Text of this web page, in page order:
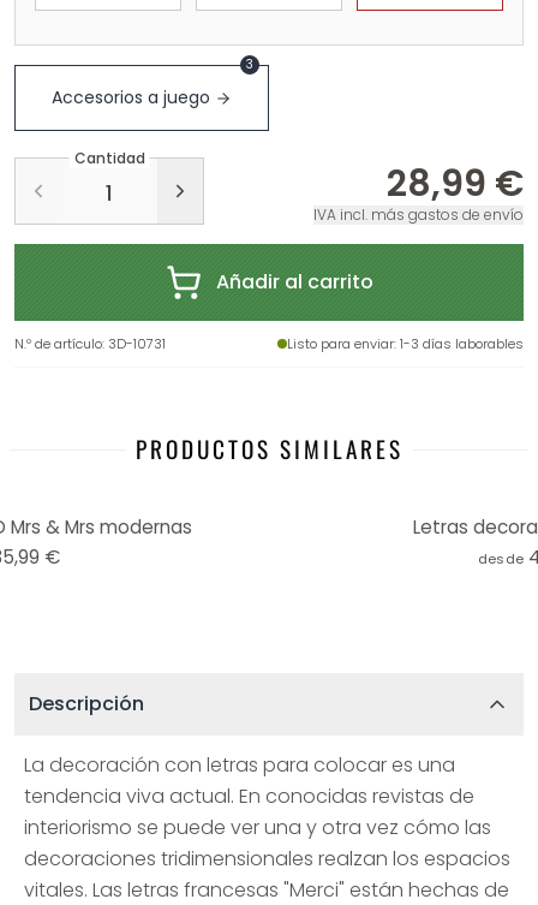
Accesorios a juego
3
Cantidad
28,99 €
IVA incl. más gastos de envío
Añadir al carrito
N.º de artículo: 3D-10731 Listo para enviar: 1-3 días laborables
PRODUCTOS SIMILARES
& Mrs modernas
€
Letras
desde
Descripción
La decoración con letras para colocar es una
tendencia viva actual. En conocidas revistas de
interiorismo se puede ver una y otra vez cómo las
decoraciones tridimensionales realzan los espacios
vitales. Las letras francesas "Merci" están hechas de